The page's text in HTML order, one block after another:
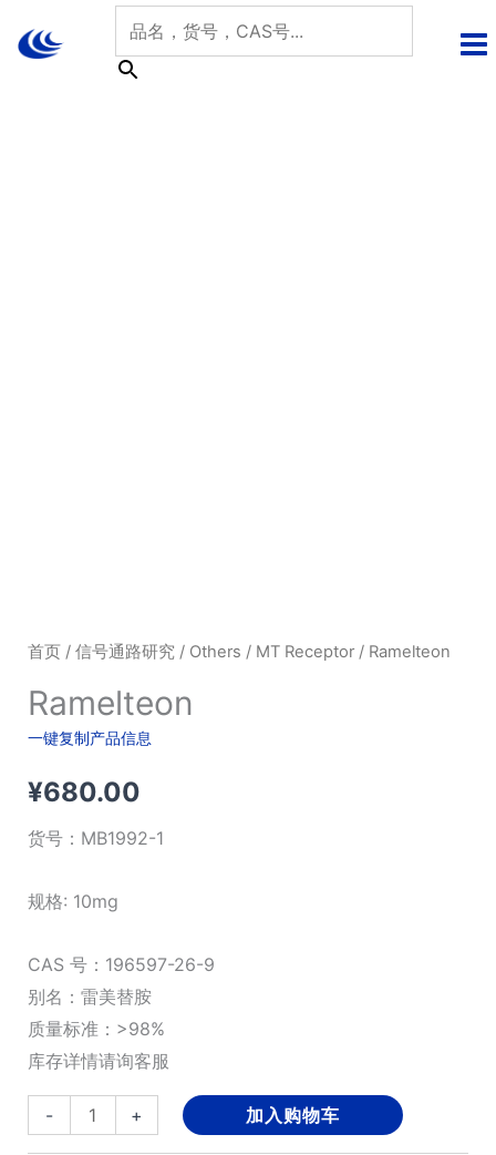
首页/ 信号通路研究/ Others / MT Receptor/ Ramelteon
Ramelteon
一键复制产品信息
¥680.00
货号： MB1992-1
规格: 10mg
CAS 号：196597-26-9
别名：雷美替胺
质量标准：>98%
库存详情请询客服
-
Ramelteon
数
+ 加入购物车